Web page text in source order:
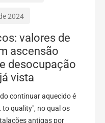
2024
valores de
ascensão
desocupação
vista
continuar aquecido é
quality", no qual os
antigas por